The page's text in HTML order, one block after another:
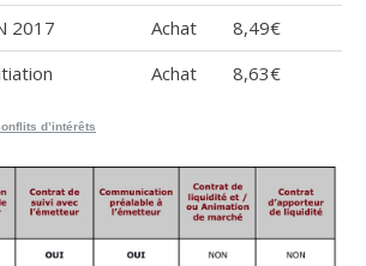
2017 Achat
8,49€
Achat 8,63€
d’intérêts